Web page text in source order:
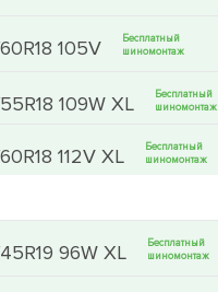
105V
Бесплатный
шиномонтаж
109W XL
Бесплатный
шиномонтаж
112V XL
Бесплатный
шиномонтаж
96W XL
Бесплатный
шиномонтаж